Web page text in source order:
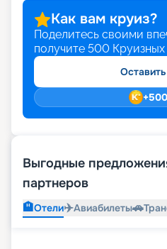
Как вам круиз?
Поделитесь своими
получите 500
+500
Выгодные
партнеров
🏨Отели✈️Авиабилеты🚗